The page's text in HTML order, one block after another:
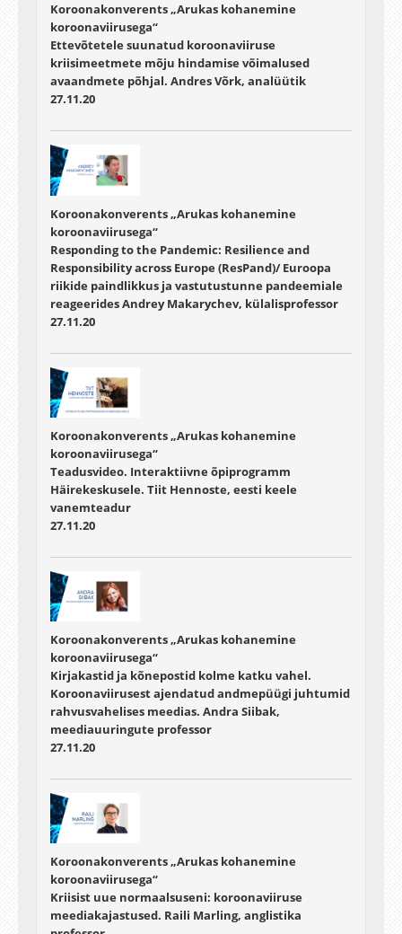
Koroonakonverents „Arukas kohanemine
koroonaviirusega“
Ettevõtetele suunatud koroonaviiruse
kriisimeetmete mõju hindamise võimalused
avaandmete põhjal. Andres Võrk, analüütik
27.11.20
Koroonakonverents „Arukas kohanemine
koroonaviirusega“
Responding to the Pandemic: Resilience and
Responsibility across Europe (ResPand)/ Euroopa
riikide paindlikkus ja vastutustunne pandeemiale
reageerides Andrey Makarychev, külalisprofessor
27.11.20
Koroonakonverents „Arukas kohanemine
koroonaviirusega“
Teadusvideo. Interaktiivne õpiprogramm
Häirekeskusele. Tiit Hennoste, eesti keele
vanemteadur
27.11.20
Koroonakonverents „Arukas kohanemine
koroonaviirusega“
Kirjakastid ja kõnepostid kolme katku vahel.
Koroonaviirusest ajendatud andmepüügi juhtumid
rahvusvahelises meedias. Andra Siibak,
meediauuringute professor
27.11.20
Koroonakonverents „Arukas kohanemine
koroonaviirusega“
Kriisist uue normaalsuseni: koroonaviiruse
meediakajastused. Raili Marling, anglistika